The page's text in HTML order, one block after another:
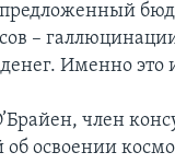
предложенный
–
Именно это
член
освоении